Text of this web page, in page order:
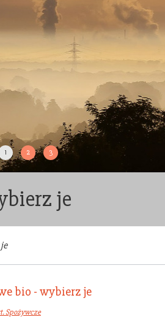
1 2 3
je
bio - wybierz je
Spożywcze